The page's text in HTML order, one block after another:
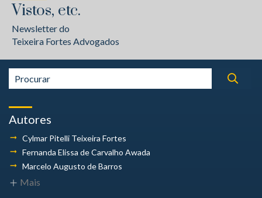
Vistos, etc.
Newsletter do
Teixeira Fortes Advogados
Autores
Cylmar Pitelli Teixeira Fortes
Fernanda Elissa de Carvalho Awada
Marcelo Augusto de Barros
Mais